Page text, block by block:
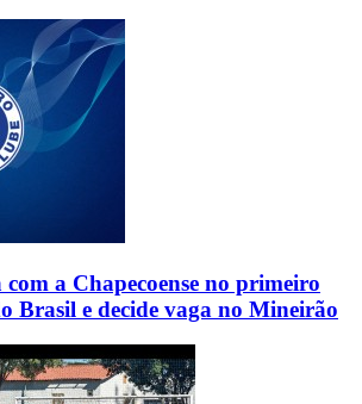
a Chapecoense no primeiro
Brasil e decide vaga no Mineirão